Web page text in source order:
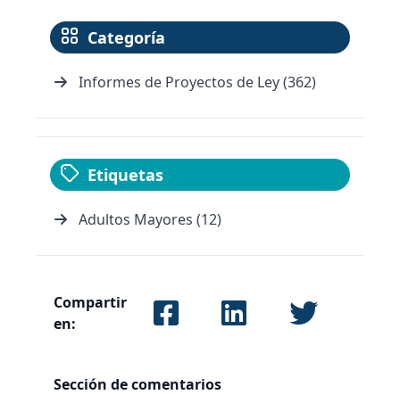
Categoría
Informes de Proyectos de Ley (362)
Etiquetas
Adultos Mayores (12)
Compartir
en:
Sección de comentarios